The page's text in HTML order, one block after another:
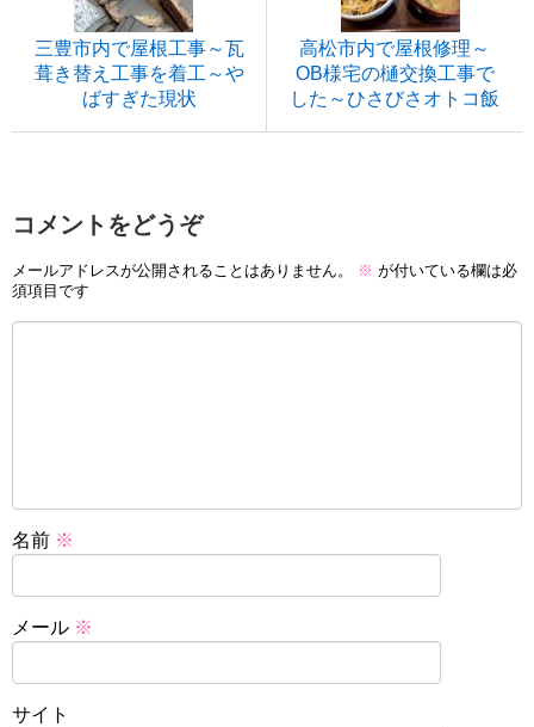
三豊市内で屋根工事～瓦
葺き替え工事を着工～や
ばすぎた現状
高松市内で屋根修理～
OB様宅の樋交換工事で
した～ひさびさオトコ飯
コメントをどうぞ
メールアドレスが公開されることはありません。 ※ が付いている欄は必
須項目です
名前 ※
メール ※
サイト